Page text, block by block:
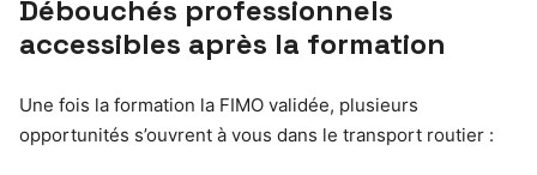
Débouchés professionnels
accessibles après la formation
Une fois la formation la FIMO validée, plusieurs
opportunités s’ouvrent à vous dans le transport routier :